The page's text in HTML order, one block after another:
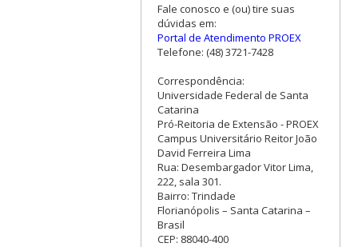
Fale conosco e (ou) tire suas
dúvidas em:
Portal de Atendimento PROEX
Telefone: (48) 3721-7428
Correspondência:
Universidade Federal de Santa
Catarina
Pró-Reitoria de Extensão - PROEX
Campus Universitário Reitor João
David Ferreira Lima
Rua: Desembargador Vitor Lima,
222, sala 301.
Bairro: Trindade
Florianópolis – Santa Catarina –
Brasil
CEP: 88040-400